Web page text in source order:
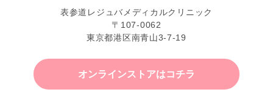
表参道レジュバメディカルクリニック
〒107-0062
東京都港区南青山3-7-19
オンラインストアはコチラ